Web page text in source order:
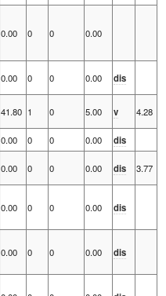
0.00 0 0 0.00
0.00 0 0 0.00
dis
41.80 1 0 5.00 v
4.28
0.00 0 0 0.00
dis
0.00 0 0 0.00 dis
3.77
0.00 0 0 0.00 dis
0.00 0 0 0.00 dis